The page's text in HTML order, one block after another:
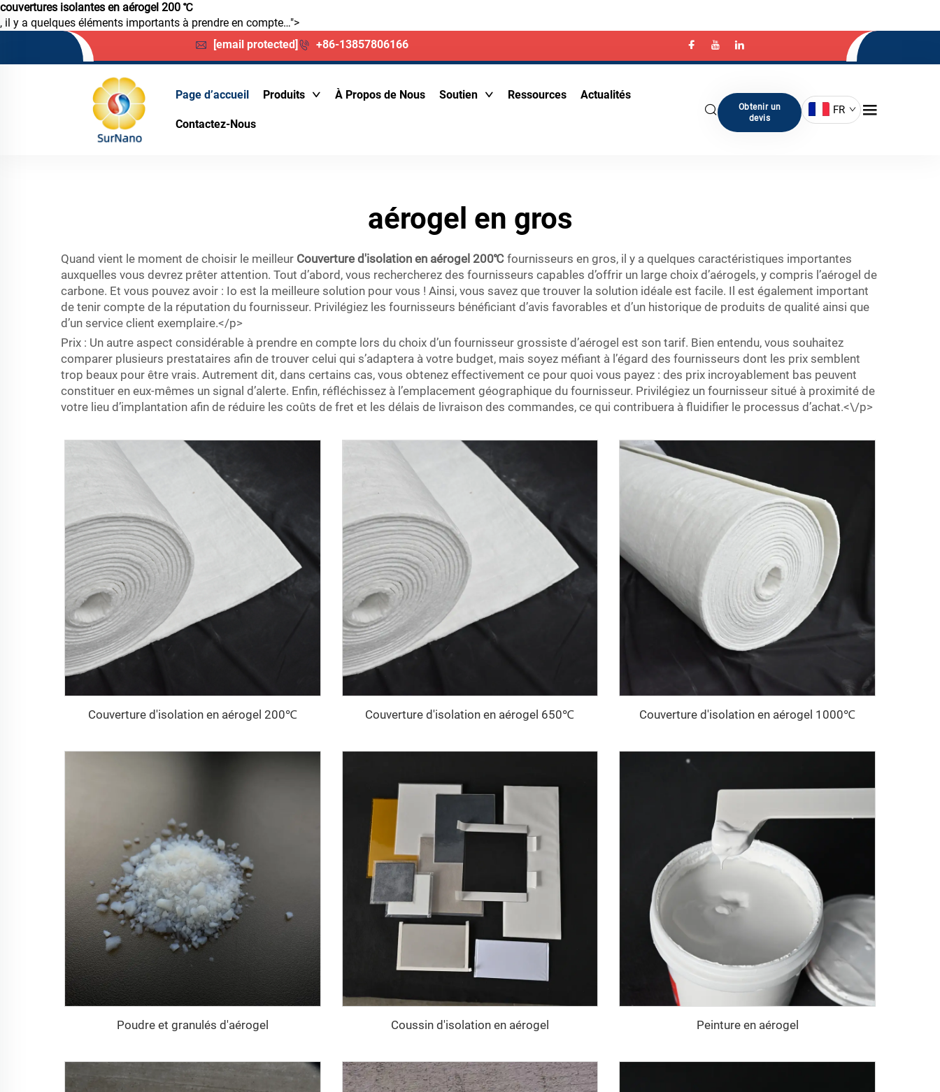
couvertures isolantes en aérogel 200 ℃
, il y a quelques éléments importants à prendre en compte…">
[email protected]
+86-13857806166
Page d’accueil Produits À Propos de Nous Soutien Ressources Actualités
Contactez-Nous
Obtenir un
devis
FR
aérogel en gros
Quand vient le moment de choisir le meilleur Couverture d'isolation en aérogel 200℃ fournisseurs en gros, il y a quelques caractéristiques importantes
auxquelles vous devrez prêter attention. Tout d’abord, vous rechercherez des fournisseurs capables d’offrir un large choix d’aérogels, y compris l’aérogel de
carbone. Et vous pouvez avoir : Io est la meilleure solution pour vous ! Ainsi, vous savez que trouver la solution idéale est facile. Il est également important
de tenir compte de la réputation du fournisseur. Privilégiez les fournisseurs bénéficiant d’avis favorables et d’un historique de produits de qualité ainsi que
d’un service client exemplaire.</p>
Prix : Un autre aspect considérable à prendre en compte lors du choix d’un fournisseur grossiste d’aérogel est son tarif. Bien entendu, vous souhaitez
comparer plusieurs prestataires afin de trouver celui qui s’adaptera à votre budget, mais soyez méfiant à l’égard des fournisseurs dont les prix semblent
trop beaux pour être vrais. Autrement dit, dans certains cas, vous obtenez effectivement ce pour quoi vous payez : des prix incroyablement bas peuvent
constituer en eux-mêmes un signal d’alerte. Enfin, réfléchissez à l’emplacement géographique du fournisseur. Privilégiez un fournisseur situé à proximité de
votre lieu d’implantation afin de réduire les coûts de fret et les délais de livraison des commandes, ce qui contribuera à fluidifier le processus d’achat.<\/p>
Couverture d'isolation en aérogel 200℃ Couverture d'isolation en aérogel 650℃ Couverture d'isolation en aérogel 1000℃
Poudre et granulés d'aérogel Coussin d'isolation en aérogel Peinture en aérogel